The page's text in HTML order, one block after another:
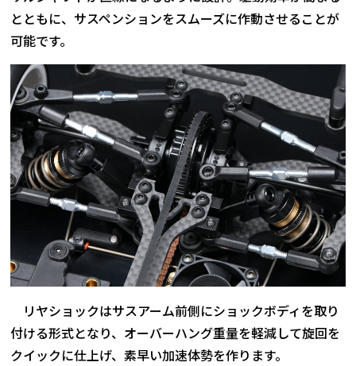
とともに、サスペンションをスムーズに作動させることが
可能です。
リヤショックはサスアーム前側にショックボディを取り
付ける形式となり、オーバーハング重量を軽減して旋回を
クイックに仕上げ、素早い加速体勢を作ります。